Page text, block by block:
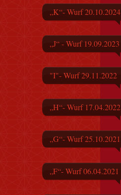
„K“- Wurf 20.10.2024
„J“ - Wurf 19.09.2023
"I"- Wurf 29.11.2022
„H“- Wurf 17.04.2022
„G“- Wurf 25.10.2021
„F“- Wurf 06.04.2021